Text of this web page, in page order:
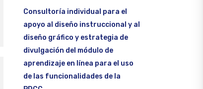
Consultoría individual para el
apoyo al diseño instruccional y al
diseño gráfico y estrategia de
divulgación del módulo de
aprendizaje en línea para el uso
de las funcionalidades de la